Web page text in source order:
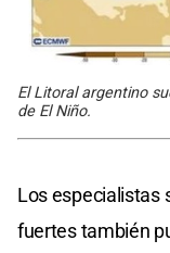
El Litoral argentino
de El Niño.
Los especialistas
fuertes también